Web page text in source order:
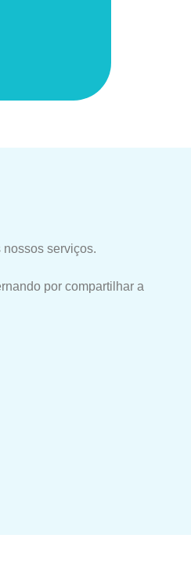
serviços.
por compartilhar a